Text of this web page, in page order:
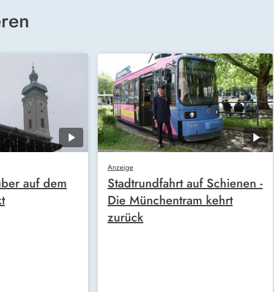
auf dem
Anzeige
Stadtrundfahrt auf Schienen -
Die Münchentram kehrt
zurück